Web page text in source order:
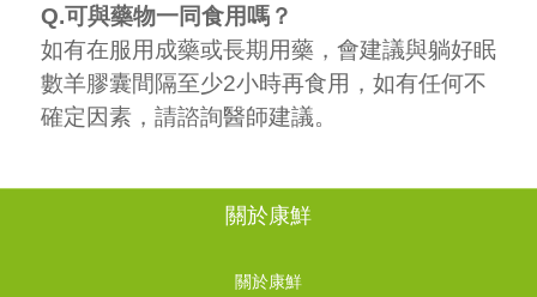
Q.可與藥物一同食用嗎？
如有在服用成藥或長期用藥，會建議與躺好眠
數羊膠囊間隔至少2小時再食用，如有任何不
確定因素，請諮詢醫師建議。
關於康鮮
關於康鮮